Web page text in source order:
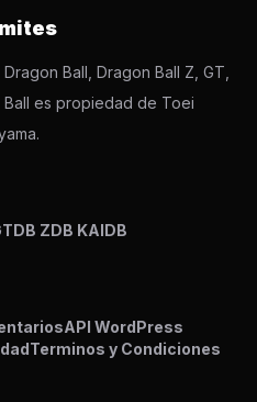
Ball, Dragon Ball Z, GT,
Ball es propiedad de Toei
DB ZDB KAIDB
API WordPress
Terminos y Condiciones